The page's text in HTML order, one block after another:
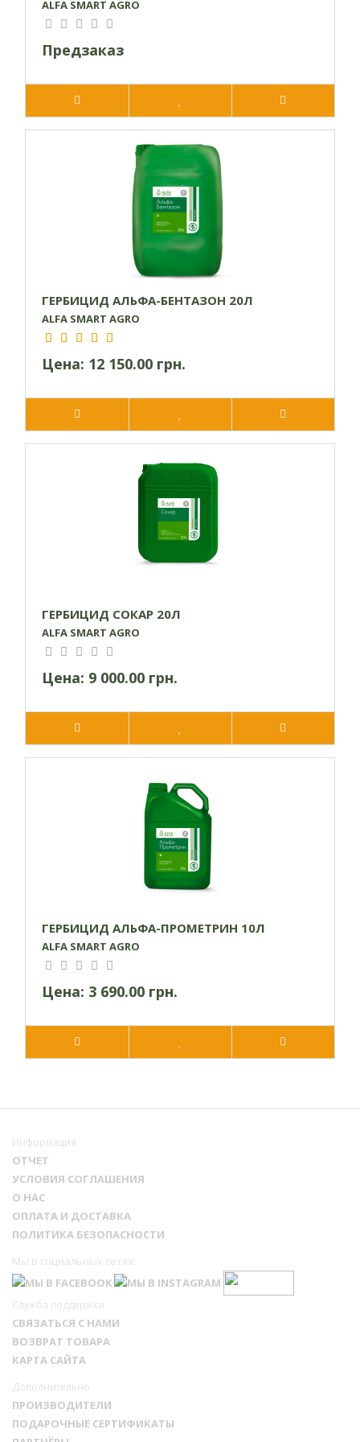
заморозками, вредителями, болезнями) может появляться
временное угнетение культуры, исчезает в течение 7-10
дней. Для усиления действия против злаковых сорняков
Конкур, КС (0,2-0,3 л / га) + Рамзес, ВГ (40-50 г / га).
Норма расхода рабочей жидкости
ALFA SMART AGRO
Предзаказ
ГЕРБИЦИД АЛЬФА-БЕНТАЗОН 20Л
ALFA SMART AGRO
Цена: 12 150.00 грн.
ГЕРБИЦИД СОКАР 20Л
ALFA SMART AGRO
Цена: 9 000.00 грн.
ГЕРБИЦИД АЛЬФА-ПРОМЕТРИН 10Л
ALFA SMART AGRO
Цена: 3 690.00 грн.
Информация
ОТЧЕТ
УСЛОВИЯ СОГЛАШЕНИЯ
О НАС
ОПЛАТА И ДОСТАВКА
ПОЛИТИКА БЕЗОПАСНОСТИ
Мы в социальных сетях:
Служба поддержки
СВЯЗАТЬСЯ С НАМИ
ВОЗВРАТ ТОВАРА
КАРТА САЙТА
Дополнительно
ПРОИЗВОДИТЕЛИ
ПОДАРОЧНЫЕ СЕРТИФИКАТЫ